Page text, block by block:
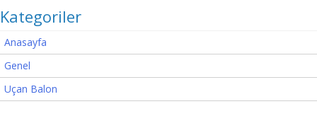
Kategoriler
Anasayfa
Genel
Uçan Balon